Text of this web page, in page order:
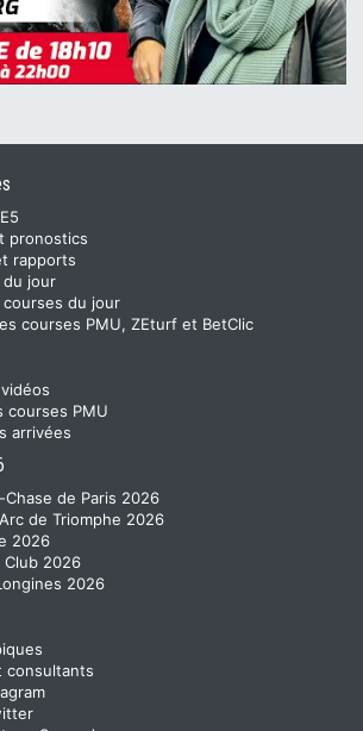
pronostics
rapports
du jour
du jour
courses PMU, ZEturf et BetClic
courses PMU
arrivées
de Paris 2026
de Triomphe 2026
2026
Club 2026
2026
consultants